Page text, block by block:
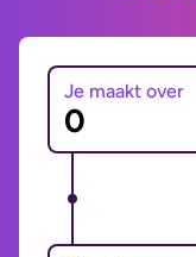
Je maakt over